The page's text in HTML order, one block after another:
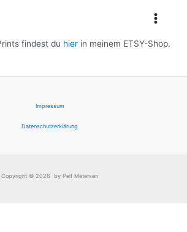
Main
Menu
findest du hier in meinem ETSY-Shop.
Impressum
Datenschutzerklärung
Copyright © 2026 by Pelf Metersen